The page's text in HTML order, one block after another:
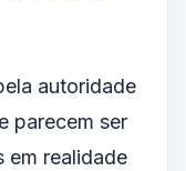
autoridade
parecem ser
em realidade